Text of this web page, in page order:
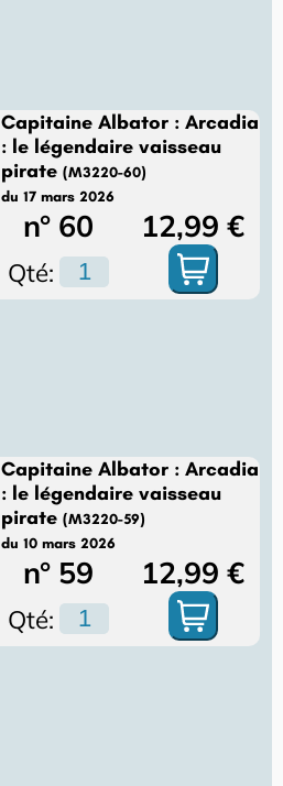
Capitaine Albator : Arcadia
: le légendaire vaisseau
pirate(M3220-60)
du 17 mars 2026
n° 60 12,99 €
Qté:
Capitaine Albator : Arcadia
: le légendaire vaisseau
pirate(M3220-59)
du 10 mars 2026
n° 59 12,99 €
Qté: